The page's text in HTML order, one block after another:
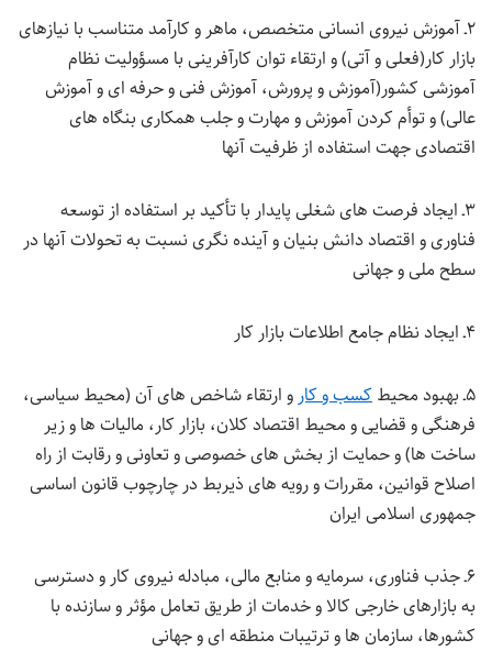
۲ـ آموزش نیروی انسانی متخصص، ماهر و کارآمد متناسب با نیازهای
بازار کار(فعلی و آتی) و ارتقاء توان کارآفرینی با مسؤولیت نظام
آموزشی کشور(آموزش و پرورش، آموزش فنی و حرفه ای و آموزش
عالی) و توأم کردن آموزش و مهارت و جلب همکاری بنگاه های
اقتصادی جهت استفاده از ظرفیت آنها
۳ـ ایجاد فرصت های شغلی پایدار با تأکید بر استفاده از توسعه
فناوری و اقتصاد دانش بنیان و آینده نگری نسبت به تحولات آنها در
سطح ملی و جهانی
۴ـ ایجاد نظام جامع اطلاعات بازار کار
۵ـ بهبود محیط کسب و کار و ارتقاء شاخص های آن (محیط سیاسی،
فرهنگی و قضایی و محیط اقتصاد کلان، بازار کار، مالیات ها و زیر
ساخت ها) و حمایت از بخش های خصوصی و تعاونی و رقابت از راه
اصلاح قوانین، مقررات و رویه های ذیربط در چارچوب قانون اساسی
جمهوری اسلامی ایران
۶ـ جذب فناوری، سرمایه و منابع مالی، مبادله نیروی کار و دسترسی
به بازارهای خارجی کالا و خدمات از طریق تعامل مؤثر و سازنده با
کشورها، سازمان ها و ترتیبات منطقه ای و جهانی